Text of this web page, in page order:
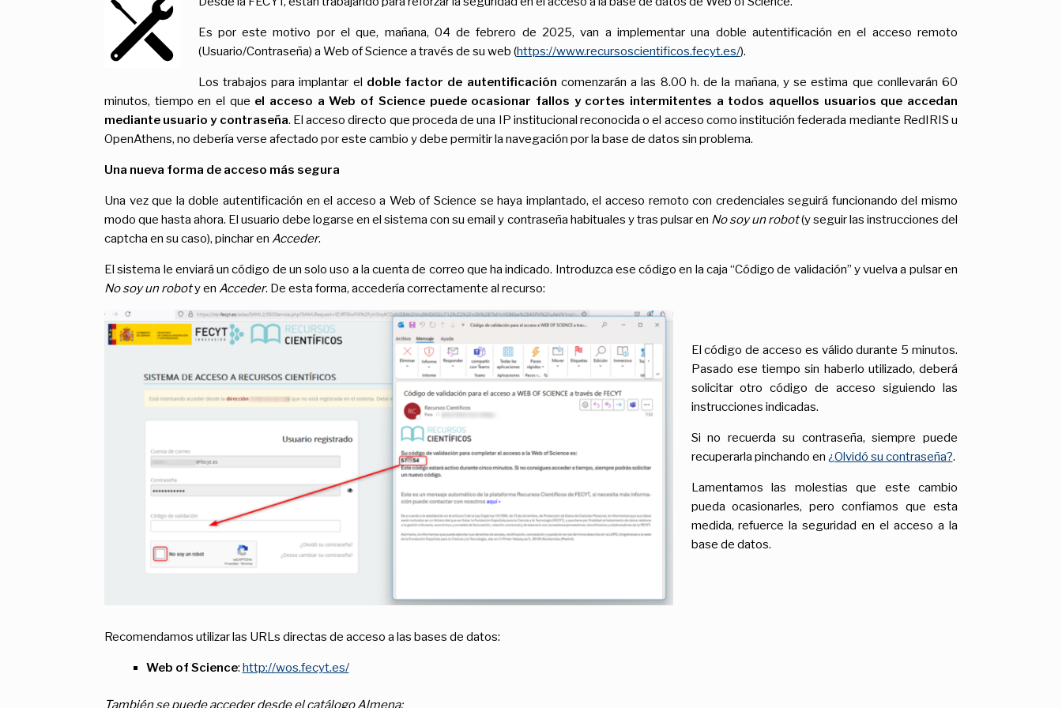
Es por este motivo por el que, mañana, 04 de febrero de 2025, van a implementar una doble autentificación en el acceso remoto
(Usuario/Contraseña) a Web of Science a través de su web (https://www.recursoscientificos.fecyt.es/).
Los trabajos para implantar el doble factor de autentificación comenzarán a las 8.00 h. de la mañana, y se estima que conllevarán 60
minutos, tiempo en el que el acceso a Web of Science puede ocasionar fallos y cortes intermitentes a todos aquellos usuarios que accedan
mediante usuario y contraseña. El acceso directo que proceda de una IP institucional reconocida o el acceso como institución federada mediante RedIRIS u
OpenAthens, no debería verse afectado por este cambio y debe permitir la navegación por la base de datos sin problema.
Una nueva forma de acceso más segura
Una vez que la doble autentificación en el acceso a Web of Science se haya implantado, el acceso remoto con credenciales seguirá funcionando del mismo
modo que hasta ahora. El usuario debe logarse en el sistema con su email y contraseña habituales y tras pulsar en No soy un robot(y seguir las instrucciones del
captcha en su caso), pinchar en Acceder.
El sistema le enviará un código de un solo uso a la cuenta de correo que ha indicado. Introduzca ese código en la caja “Código de validación” y vuelva a pulsar en
No soy un roboty en Acceder. De esta forma, accedería correctamente al recurso:
El código de acceso es válido durante 5 minutos.
Pasado ese tiempo sin haberlo utilizado, deberá
solicitar otro código de acceso siguiendo las
instrucciones indicadas.
Si no recuerda su contraseña, siempre puede
recuperarla pinchando en ¿Olvidó su contraseña?.
Lamentamos las molestias que este cambio
pueda ocasionarles, pero confiamos que esta
medida, refuerce la seguridad en el acceso a la
base de datos.
Recomendamos utilizar las URLs directas de acceso a las bases de datos:
Web of Science: http://wos.fecyt.es/
También se puede acceder desde el catálogo Almena: